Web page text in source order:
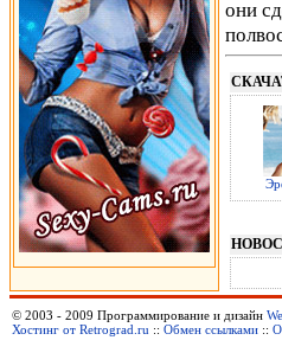
они
© 2003 - 2009 Программирование и дизайн
Хостинг от Retrograd.ru :: Обмен ссылками ::